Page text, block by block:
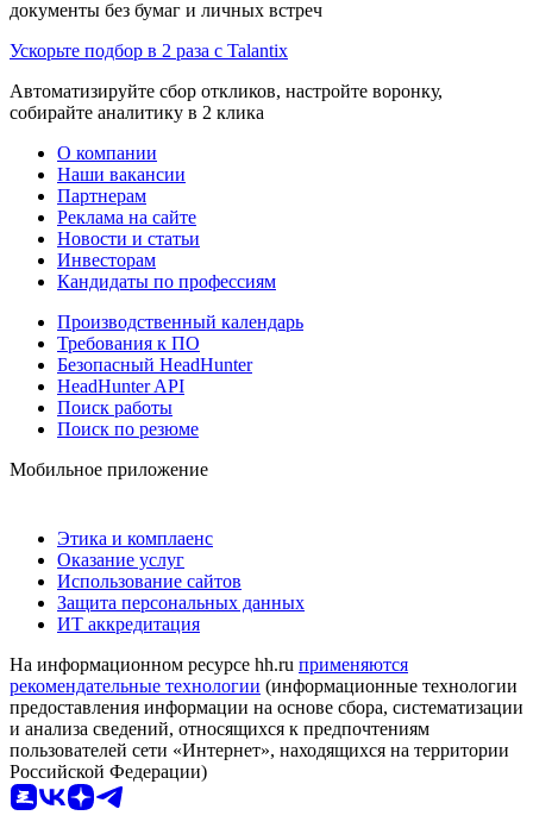
документы без бумаг и личных встреч
Ускорьте подбор в 2 раза с Talantix
Автоматизируйте сбор откликов, настройте воронку,
собирайте аналитику в 2 клика
О компании
Наши вакансии
Партнерам
Реклама на сайте
Новости и статьи
Инвесторам
Кандидаты по профессиям
Производственный календарь
Требования к ПО
Безопасный HeadHunter
HeadHunter API
Поиск работы
Поиск по резюме
Мобильное приложение
Этика и комплаенс
Оказание услуг
Использование сайтов
Защита персональных данных
ИТ аккредитация
На информационном ресурсе hh.ru применяются
рекомендательные технологии (информационные технологии
предоставления информации на основе сбора, систематизации
и анализа сведений, относящихся к предпочтениям
пользователей сети «Интернет», находящихся на территории
Российской Федерации)